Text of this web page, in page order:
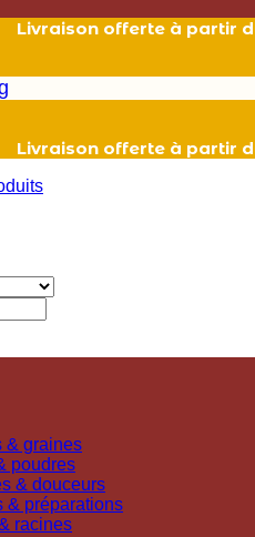
Livraison offerte à partir
Livraison offerte à partir
& graines
poudres
& douceurs
& préparations
racines